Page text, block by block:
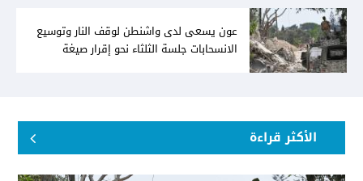
عون يسعى لدى واشنطن لوقف النار وتوسيع
الانسحابات جلسة الثلثاء نحو إقرار صيغة
الأكثر قراءة